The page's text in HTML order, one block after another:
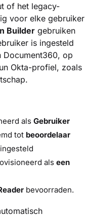
of het legacy-
voor elke gebruiker
Builder gebruiken
is ingesteld
Document360, op
Okta-profiel, zoals
alsGebruiker
tot beoordelaar
ingesteld
alseen
bevoorraden.